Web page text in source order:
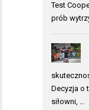
Test
prób
Decyzja o
siłowni, …